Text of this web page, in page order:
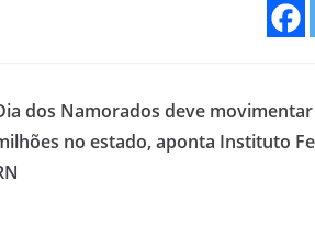
dos Namorados deve movimentar
no estado, aponta Instituto